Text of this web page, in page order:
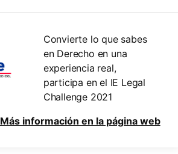
Convierte lo que sabes
en Derecho en una
experiencia real,
participa en el IE Legal
Challenge 2021
Más información en la página web